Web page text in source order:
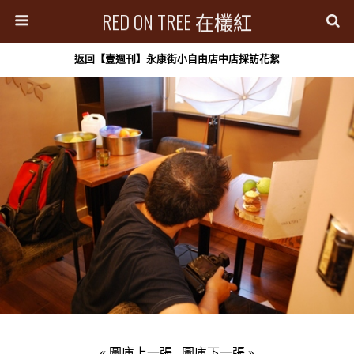
RED ON TREE 在欉紅
返回【壹週刊】永康街小自由店中店採訪花絮